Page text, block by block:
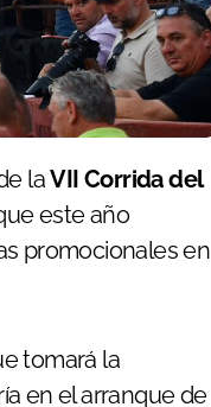
laVII Corrida del
este año
promocionales en
tomará la
en el arranque de